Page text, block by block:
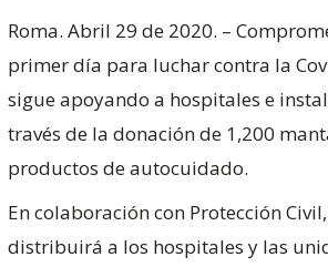
Roma. Abril 29 de 2020. –
primer día para luchar contra la
sigue apoyando a hospitales e
través de la donación de 1,200
productos de autocuidado.
En colaboración con Protección
distribuirá a los hospitales y las